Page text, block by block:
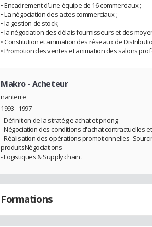
• Encadrement d’une équipe de 16 commerciaux ;
• La négociation des actes commerciaux ;
• la gestion de stock;
• la négociation des délais fournisseurs et des
• Constitution et animation des réseaux de
• Promotion des ventes et animation des salons
Makro- Acheteur
nanterre
1993 - 1997
- Définition de la stratégie achat et pricing
- Négociation des conditions d'achat contractuelles
- Réalisation des opérations promotionnelles-
produitsNégociations
- Logistiques & Supply chain .
Formations